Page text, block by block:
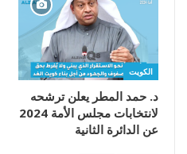
الكويت
د. حمد المطر يعلن ترشحه
لانتخابات مجلس الأمة 2024
عن الدائرة الثانية